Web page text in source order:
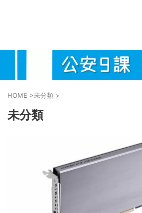
HOME >未分類 >
未分類